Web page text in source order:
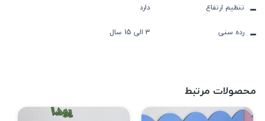
تنظیم ارتفاع
دارد
رده سنی
3 الی 15 سال
محصولات مرتبط